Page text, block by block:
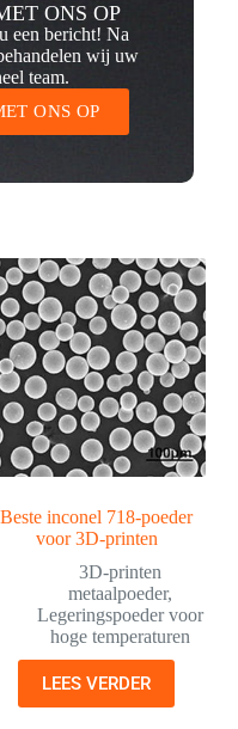
ONS OP
een bericht! Na
wij uw
team.
ONS OP
Beste inconel 718-poeder
voor 3D-printen
3D-printen
metaalpoeder,
Legeringspoeder voor
hoge temperaturen
LEES VERDER